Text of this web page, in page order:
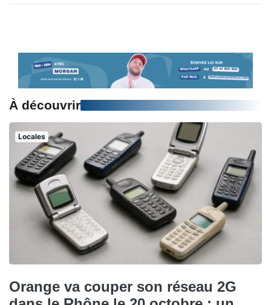
À découvrir
Locales
Orange va couper son réseau 2G